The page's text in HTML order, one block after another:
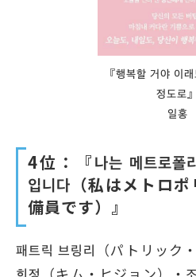
『행복할 거야 이
정도로』
일홍
4位：『나는 메트로폴
입니다（私はメトロ
備員です）』
패트릭 브링리（パトリック
희정（キム・ヒジョン）・